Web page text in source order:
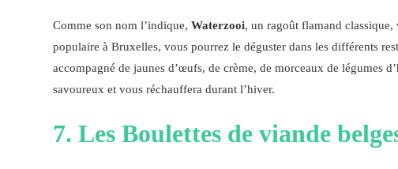
Comme son nom l’indique,Waterzooi, un ragoût flamand
populaire à Bruxelles, vous pourrez le déguster dans les différents
accompagné de jaunes d’œufs, de crème, de morceaux de légumes
savoureux et vous réchauffera durant l’hiver.
7. Les Boulettes de viande